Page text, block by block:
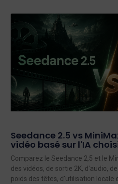
Seedance 2.5 vs
vidéo basé sur l'IA
Comparez le Seedance 2,5 et le
des vidéos, de sortie 2K, d'audio,
poids des têtes, d'utilisation locale